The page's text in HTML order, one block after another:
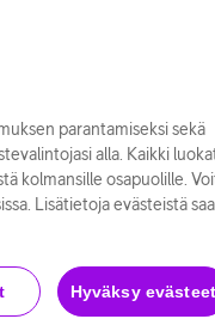
parantamiseksi sekä
alla. Kaikki
kolmansille osapuolille.
Lisätietoja evästeistä
Hyväksy evästeet